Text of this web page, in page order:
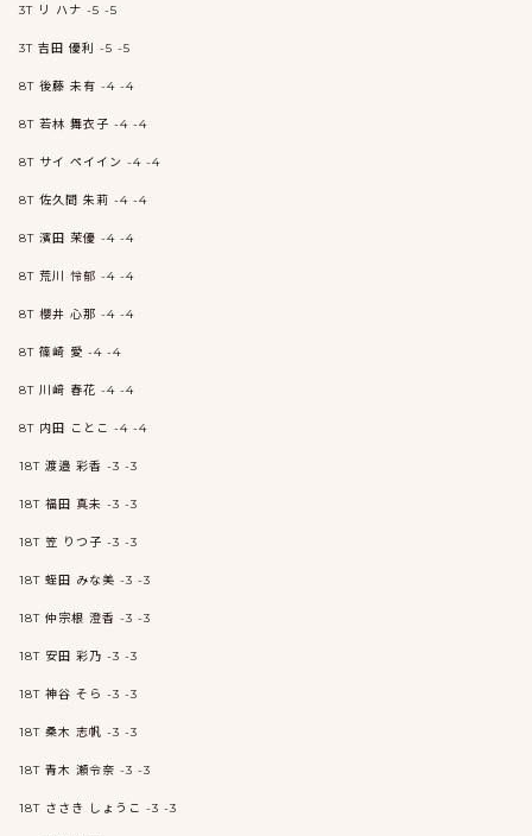
3T リ ハナ -5 -5
3T 吉田 優利 -5 -5
8T 後藤 未有 -4 -4
8T 若林 舞衣子 -4 -4
8T サイ ペイイン -4 -4
8T 佐久間 朱莉 -4 -4
8T 濱田 茉優 -4 -4
8T 荒川 怜郁 -4 -4
8T 櫻井 心那 -4 -4
8T 篠崎 愛 -4 -4
8T 川﨑 春花 -4 -4
8T 内田 ことこ -4 -4
18T 渡邉 彩香 -3 -3
18T 福田 真未 -3 -3
18T 笠 りつ子 -3 -3
18T 蛭田 みな美 -3 -3
18T 仲宗根 澄香 -3 -3
18T 安田 彩乃 -3 -3
18T 神谷 そら -3 -3
18T 桑木 志帆 -3 -3
18T 青木 瀬令奈 -3 -3
18T ささき しょうこ -3 -3